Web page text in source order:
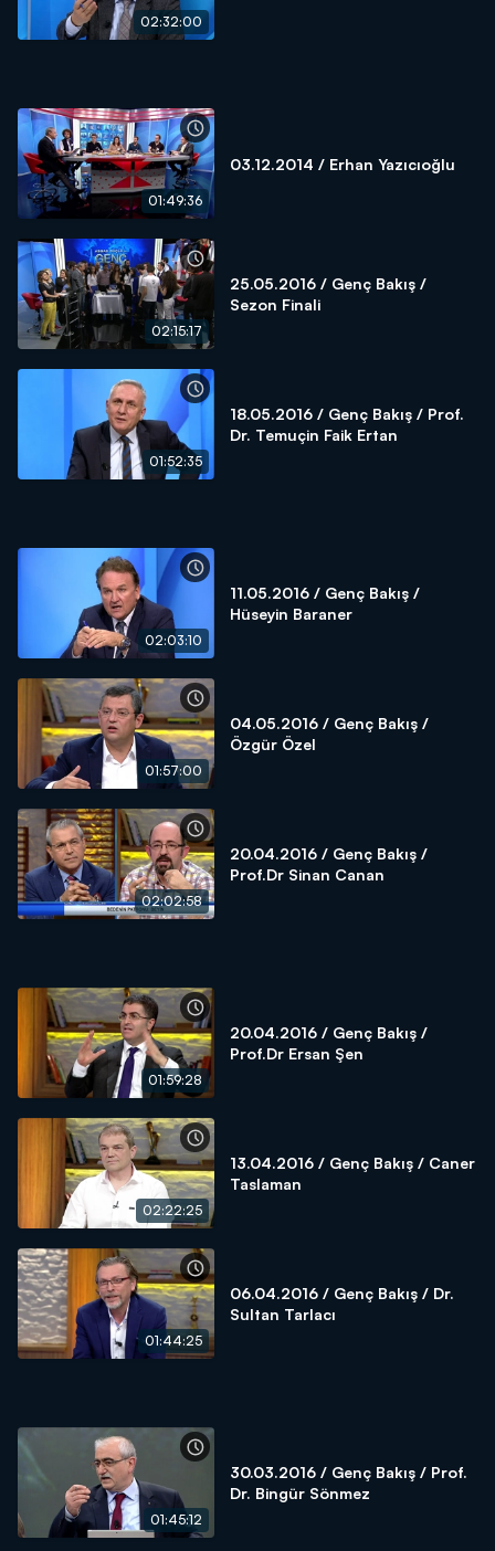
02:32:00
01:49:36
03.12.2014 / Erhan Yazıcıoğlu
02:15:17
25.05.2016 / Genç Bakış /
Sezon Finali
01:52:35
18.05.2016 / Genç Bakış / Prof.
Dr. Temuçin Faik Ertan
02:03:10
11.05.2016 / Genç Bakış /
Hüseyin Baraner
01:57:00
04.05.2016 / Genç Bakış /
Özgür Özel
02:02:58
20.04.2016 / Genç Bakış /
Prof.Dr Sinan Canan
01:59:28
20.04.2016 / Genç Bakış /
Prof.Dr Ersan Şen
02:22:25
13.04.2016 / Genç Bakış / Caner
Taslaman
01:44:25
06.04.2016 / Genç Bakış / Dr.
Sultan Tarlacı
01:45:12
30.03.2016 / Genç Bakış / Prof.
Dr. Bingür Sönmez